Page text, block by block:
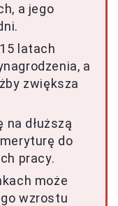
a jego
latach
a
zwiększa
na dłuższą
do
pracy.
może
wzrostu